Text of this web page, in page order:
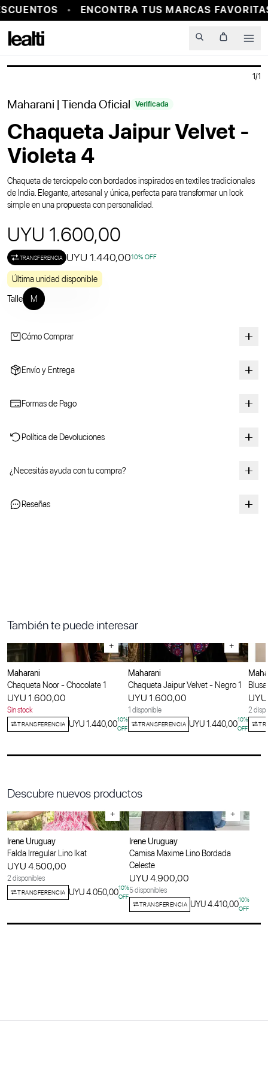
ENCONTRA TUS MARCAS
PROBADOR VIRTUAL
1/1
Maharani | Tienda Oficial Verificada
Chaqueta Jaipur Velvet -
Violeta 4
Chaqueta de terciopelo con bordados inspirados en textiles tradicionales
de India. Elegante, artesanal y única, perfecta para transformar un look
simple en una propuesta con personalidad.
UYU 1.600,00
TRANSFERENCIA UYU 1.440,0010% OFF
Última unidad disponible
Talle M
Cómo Comprar
Envío y Entrega
Formas de Pago
Política de Devoluciones
¿Necesitás ayuda con tu compra?
Reseñas
También te puede interesar
+
Maharani
Chaqueta Noor - Chocolate 1
UYU 1.600,00
Sin stock
TRANSFERENCIA UYU 1.440,0010%
OFF
+
Maharani
Chaqueta Jaipur Velvet - Negro 1
UYU 1.600,00
1 disponible
TRANSFERENCIA UYU 1.440,0010%
OFF
2
Descubre nuevos productos
+
Irene Uruguay
Falda Irregular Lino Ikat
UYU 4.500,00
2 disponibles
TRANSFERENCIA UYU 4.050,0010%
OFF
+
Irene Uruguay
Camisa Maxime Lino Bordada
Celeste
UYU 4.900,00
5 disponibles
TRANSFERENCIA UYU 4.410,0010%
OFF